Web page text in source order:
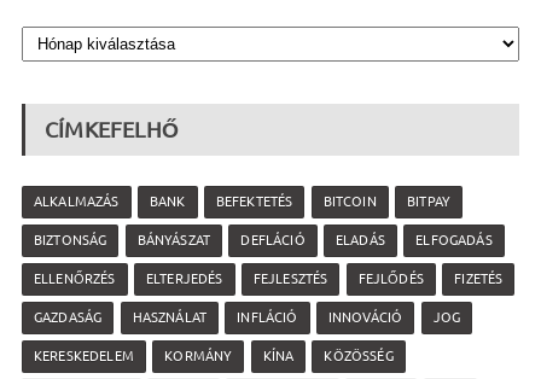
CÍMKEFELHŐ
ALKALMAZÁS BANK BEFEKTETÉS BITCOIN BITPAY
BIZTONSÁG BÁNYÁSZAT DEFLÁCIÓ ELADÁS ELFOGADÁS
ELLENŐRZÉS ELTERJEDÉS FEJLESZTÉS FEJLŐDÉS FIZETÉS
GAZDASÁG HASZNÁLAT INFLÁCIÓ INNOVÁCIÓ JOG
KERESKEDELEM KORMÁNY KÍNA KÖZÖSSÉG